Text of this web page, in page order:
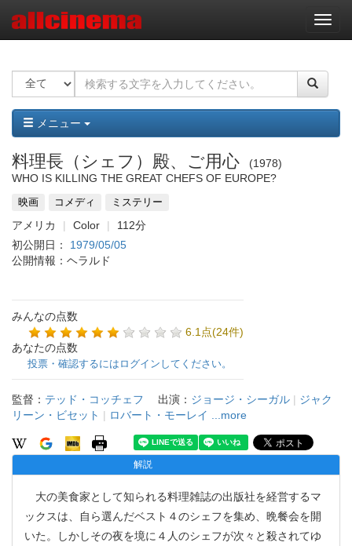
ナ
ビ
ー
ョ
ン
メニュー
料理長（シェフ）殿、ご用心
1978
WHO IS KILLING THE GREAT CHEFS OF EUROPE?
映画 コメディ ミステリー
アメリカ Color
112分
初公開日： 1979/05/05
公開情報：ヘラルド
みんなの点数
6.1点(24件)
あなたの点数
投票・確認するにはログインしてください。
監督： テッド・コッチェフ 出演： ジョージ・シーガル | ジャク
リーン・ビセット | ロバート・モーレイ ...more
解説
大の美食家として知られる料理雑誌の出版社を経営するマ
ックスは、自ら選んだベスト４のシェフを集め、晩餐会を開
いた。しかしその夜を境に４人のシェフが次々と殺されてゆ